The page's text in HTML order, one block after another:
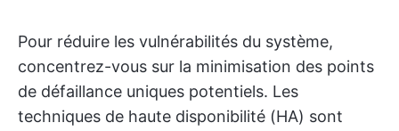
Pour réduire les vulnérabilités du système,
concentrez-vous sur la minimisation des points
de défaillance uniques potentiels. Les
techniques de haute disponibilité (HA) sont